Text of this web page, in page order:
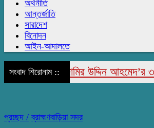
অর্থনীতি
আন্তর্জাতি
সারাদেশ
বিনোদন
আইন-আদালতে
সংবাদ শিরোনাম ::
মরহুম জামির উদ্দিন আহমেদ’র ৩১
প্রচ্ছদ / ব্রাহ্মণবাড়িয়া সদর